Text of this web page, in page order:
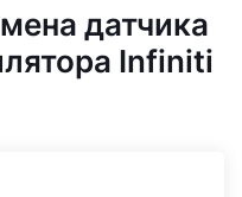
датчика
Infiniti